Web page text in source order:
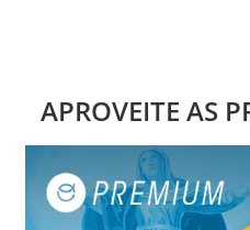
APROVEITE AS